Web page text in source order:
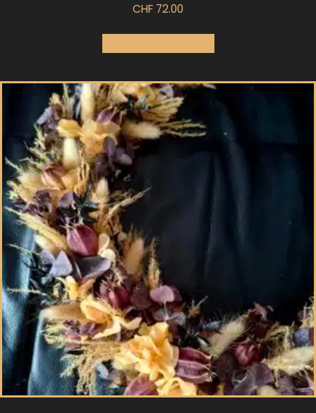
CHF 72.00